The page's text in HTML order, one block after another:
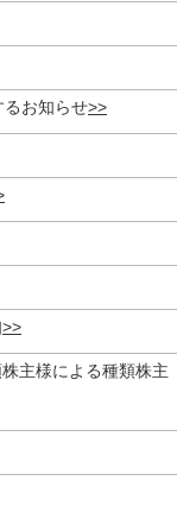
お知らせ
主様による種類株主